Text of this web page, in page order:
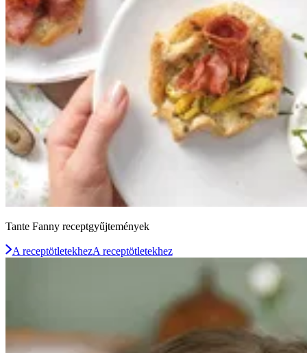
Tante Fanny receptgyűjtemények
A receptötletekhezA receptötletekhez